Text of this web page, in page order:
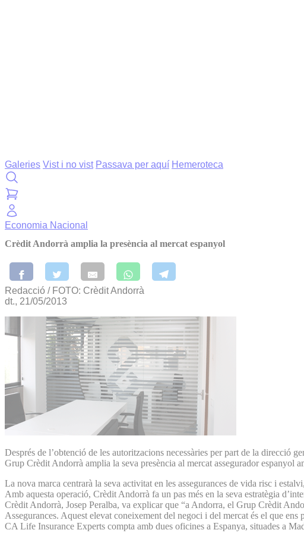
Galeries Vist i no vist Passava per aquí Hemeroteca
Economia Nacional
Crèdit Andorrà amplia la presència al mercat espanyol
Redacció / FOTO: Crèdit Andorrà
dt., 21/05/2013
Després de l’obtenció de les autoritzacions necessàries per part de la
Grup Crèdit Andorrà amplia la seva presència al mercat assegurador espanyol
La nova marca centrarà la seva activitat en les assegurances de vida risc i
Amb aquesta operació, Crèdit Andorrà fa un pas més en la seva estratègia
Crèdit Andorrà, Josep Peralba, va explicar que “a Andorra, el Grup Crèdit
Assegurances. Aquest elevat coneixement del negoci i del mercat és el que
CA Life Insurance Experts compta amb dues oficines a Espanya, situades a